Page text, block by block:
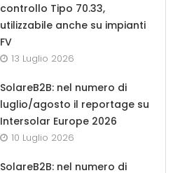
controllo Tipo 70.33,
utilizzabile anche su impianti
FV
13 Luglio 2026
SolareB2B: nel numero di
luglio/agosto il reportage su
Intersolar Europe 2026
10 Luglio 2026
SolareB2B: nel numero di